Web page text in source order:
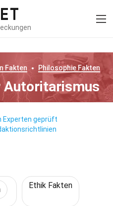
Fakten Philosophie Fakten
Autoritarismus
Experten geprüft
Ethik Fakten